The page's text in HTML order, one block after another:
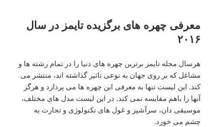
معرفی چهره های برگزیده تایمز در سال
۲۰۱۶
هرسال مجله تایمز برترین چهره های دنیا را در تمام رشته ها و
مشاغل که بر روی جهان به نوعی تاثیر گذاشته اند، منتشر می
کند. این لیست تنها به معرفی این چهره ها می پردازد و هرگز
آنها را باهم مقایسه نمی کند. در این لیست مدل های مختلف،
موسیقی دان، سرآشپز و غول های تکنولوژی و تجارت به
چشم می خورد.